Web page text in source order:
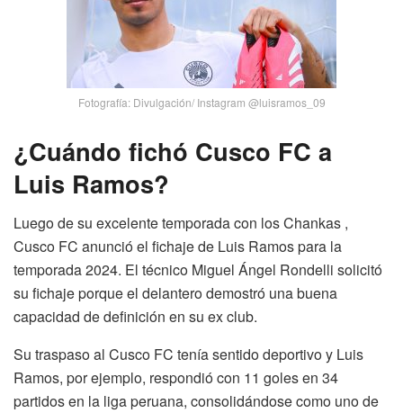
Fotografía: Divulgación/ Instagram @luisramos_09
¿Cuándo fichó Cusco FC a
Luis Ramos?
Luego de su excelente temporada con los Chankas ,
Cusco FC anunció el fichaje de Luis Ramos para la
temporada 2024. El técnico Miguel Ángel Rondelli solicitó
su fichaje porque el delantero demostró una buena
capacidad de definición en su ex club.
Su traspaso al Cusco FC tenía sentido deportivo y Luis
Ramos, por ejemplo, respondió con 11 goles en 34
partidos en la liga peruana, consolidándose como uno de